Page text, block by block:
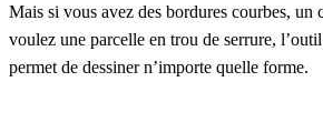
Mais si vous avez des bordures courbes, un
voulez une parcelle en trou de serrure,
permet de dessiner n’importe quelle forme.